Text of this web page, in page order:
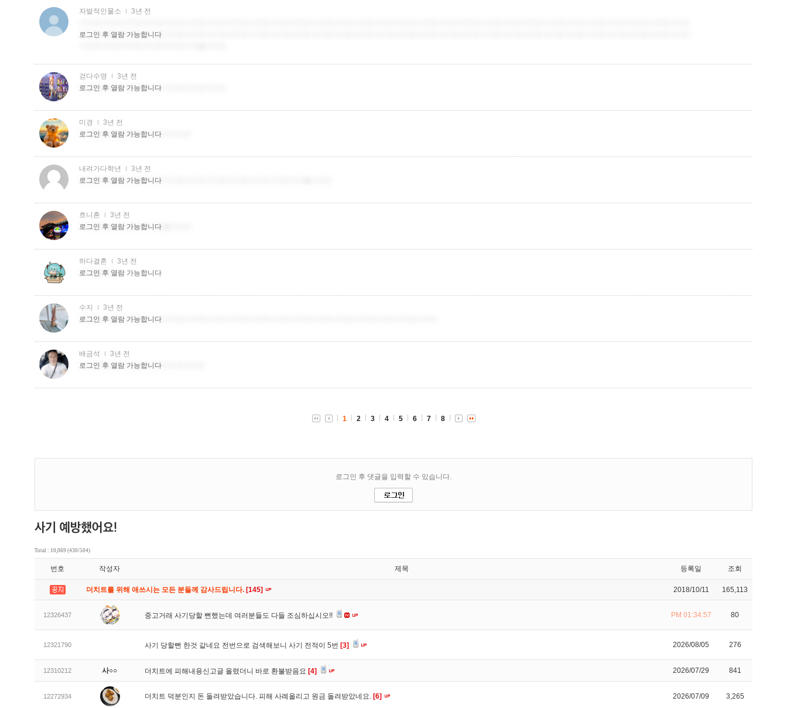
Total : 10,069 (430/504)
번호 작성자 제목 등록일 조회
더치트를 위해 애쓰시는 모든 분들께 감사드립니다. [145] 2018/10/11 165,113
12326437 중고거래 사기당할 뻔했는데 여러분들도 다들 조심하십시오!! PM 01:34:57 80
12321790 사기 당할뻔 한것 같네요 전번으로 검색해보니 사기 전적이 5번 [3] 2026/08/05 276
12310212 사○○ 더치트에 피해내용신고글 올렸더니 바로 환불받음요 [4] 2026/07/29 841
12272934 더치트 덕분인지 돈 돌려받았습니다. 피해 사례올리고 원금 돌려받았네요. [6] 2026/07/09 3,265